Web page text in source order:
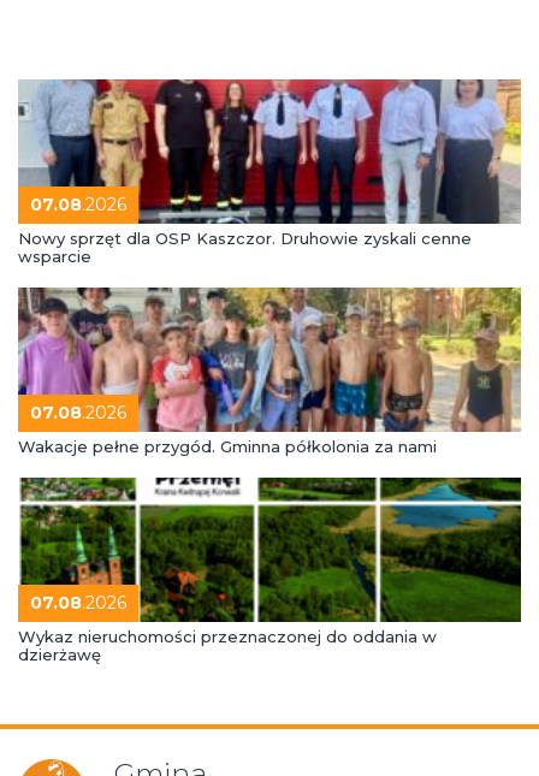
07.08.2026
Nowy sprzęt dla OSP Kaszczor. Druhowie zyskali cenne
wsparcie
07.08.2026
Wakacje pełne przygód. Gminna półkolonia za nami
07.08.2026
Wykaz nieruchomości przeznaczonej do oddania w
dzierżawę